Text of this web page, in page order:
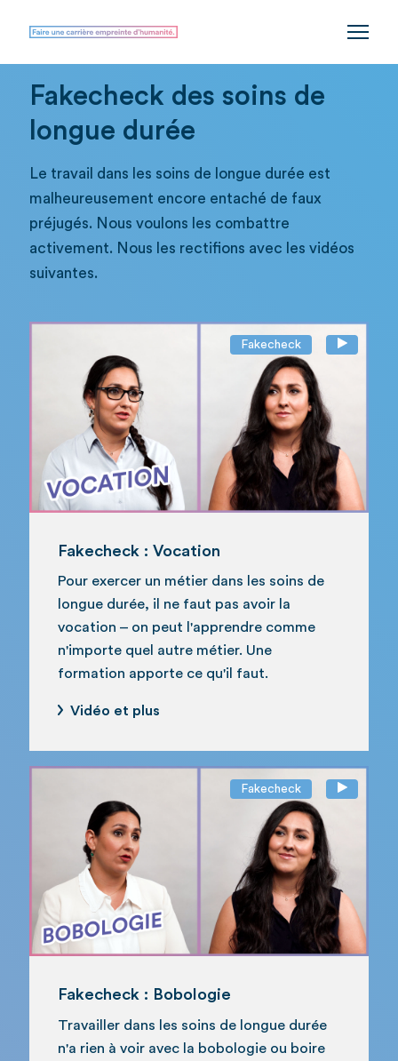
Fakecheck des soins de
longue durée
Le travail dans les soins de longue durée est
malheureusement encore entaché de faux
préjugés. Nous voulons les combattre
activement. Nous les rectifions avec les vidéos
suivantes.
Fakecheck
Fakecheck : Vocation
Pour exercer un métier dans les soins de
longue durée, il ne faut pas avoir la
vocation – on peut l'apprendre comme
n'importe quel autre métier. Une
formation apporte ce qu'il faut.
Vidéo et plus
Fakecheck
Fakecheck : Bobologie
Travailler dans les soins de longue durée
n'a rien à voir avec la bobologie ou boire